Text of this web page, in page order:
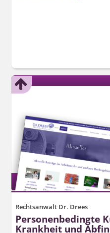
Rechtsanwalt Dr. Drees
Personenbedingte
Krankheit und